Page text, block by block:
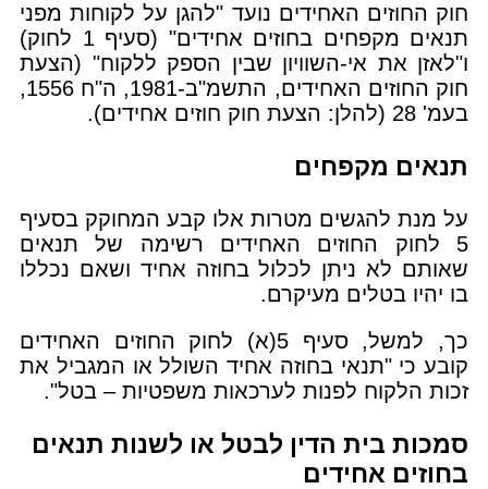
חוק החוזים האחידים נועד "להגן על לקוחות מפני
תנאים מקפחים בחוזים אחידים" (סעיף 1 לחוק)
ו"לאזן את אי-השוויון שבין הספק ללקוח" (הצעת
חוק החוזים האחידים, התשמ"ב-1981, ה"ח 1556,
בעמ' 28 (להלן: הצעת חוק חוזים אחידים).
תנאים מקפחים
על מנת להגשים מטרות אלו קבע המחוקק בסעיף
5 לחוק החוזים האחידים רשימה של תנאים
שאותם לא ניתן לכלול בחוזה אחיד ושאם נכללו
בו יהיו בטלים מעיקרם.
כך, למשל, סעיף 5(א) לחוק החוזים האחידים
קובע כי "תנאי בחוזה אחיד השולל או המגביל את
זכות הלקוח לפנות לערכאות משפטיות – בטל".
סמכות בית הדין לבטל או לשנות תנאים
בחוזים אחידים